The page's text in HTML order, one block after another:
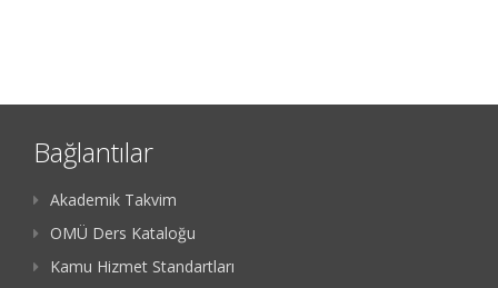
Bağlantılar
Akademik Takvim
OMÜ Ders Kataloğu
Kamu Hizmet Standartları